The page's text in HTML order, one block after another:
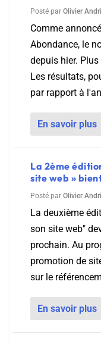
Posté par Olivier
Comme
Abondance, le
depuis hier.
Les résultats,
par rapport à
En savoir plus
La 2ème
site web »
Posté par Olivier
La deuxième
son site web"
prochain. Au
promotion de
sur le
En savoir plus